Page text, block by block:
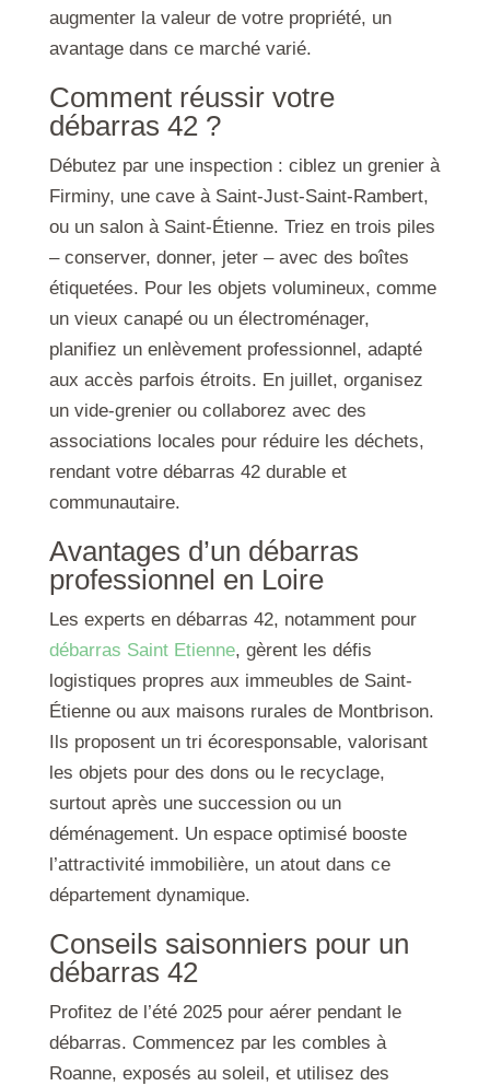
augmenter la valeur de votre propriété, un
avantage dans ce marché varié.
Comment réussir votre
débarras 42 ?
Débutez par une inspection : ciblez un grenier à
Firminy, une cave à Saint-Just-Saint-Rambert,
ou un salon à Saint-Étienne. Triez en trois piles
– conserver, donner, jeter – avec des boîtes
étiquetées. Pour les objets volumineux, comme
un vieux canapé ou un électroménager,
planifiez un enlèvement professionnel, adapté
aux accès parfois étroits. En juillet, organisez
un vide-grenier ou collaborez avec des
associations locales pour réduire les déchets,
rendant votre débarras 42 durable et
communautaire.
Avantages d’un débarras
professionnel en Loire
Les experts en débarras 42, notamment pour
débarras Saint Etienne, gèrent les défis
logistiques propres aux immeubles de Saint-
Étienne ou aux maisons rurales de Montbrison.
Ils proposent un tri écoresponsable, valorisant
les objets pour des dons ou le recyclage,
surtout après une succession ou un
déménagement. Un espace optimisé booste
l’attractivité immobilière, un atout dans ce
département dynamique.
Conseils saisonniers pour un
débarras 42
Profitez de l’été 2025 pour aérer pendant le
débarras. Commencez par les combles à
Roanne, exposés au soleil, et utilisez des